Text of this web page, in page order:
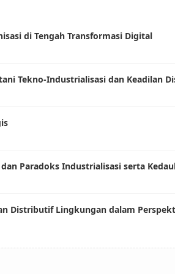
di Tengah Transformasi Digital
Tekno-Industrialisasi dan
Paradoks Industrialisasi serta
Distributif Lingkungan dalam